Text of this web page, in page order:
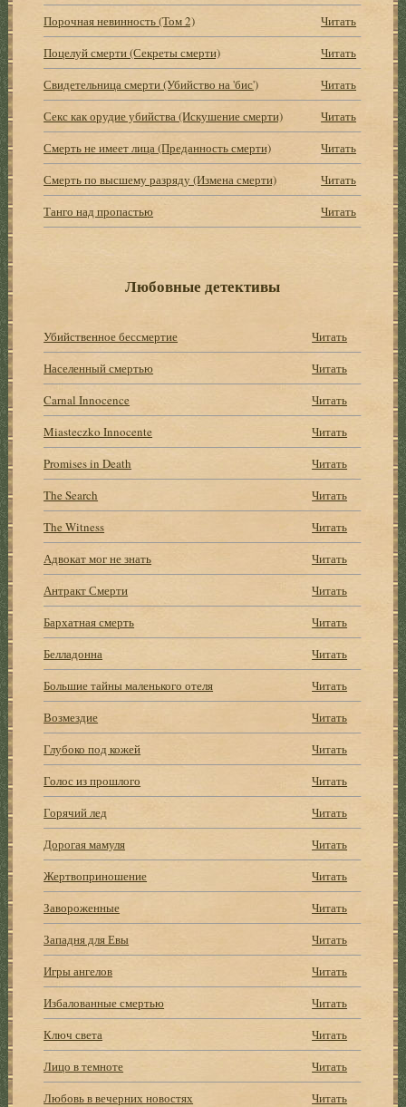
Порочная невинность (Том 2)
Читать
Поцелуй смерти (Секреты смерти)
Читать
Свидетельница смерти (Убийство на 'бис')
Читать
Секс как орудие убийства (Искушение смерти)
Читать
Смерть не имеет лица (Преданность смерти)
Читать
Смерть по высшему разряду (Измена смерти)
Читать
Танго над пропастью
Читать
Любовные детективы
Убийственное бессмертие
Читать
Населенный смертью
Читать
Carnal Innocence
Читать
Miasteczko Innocente
Читать
Promises in Death
Читать
The Search
Читать
The Witness
Читать
Адвокат мог не знать
Читать
Антракт Смерти
Читать
Бархатная смерть
Читать
Белладонна
Читать
Большие тайны маленького отеля
Читать
Возмездие
Читать
Глубоко под кожей
Читать
Голос из прошлого
Читать
Горячий лед
Читать
Дорогая мамуля
Читать
Жертвоприношение
Читать
Завороженные
Читать
Западня для Евы
Читать
Игры ангелов
Читать
Избалованные смертью
Читать
Ключ света
Читать
Лицо в темноте
Читать
Любовь в вечерних новостях
Читать